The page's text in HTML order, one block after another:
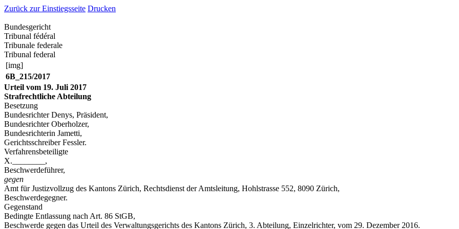
Zurück zur Einstiegsseite Drucken
Bundesgericht
Tribunal fédéral
Tribunale federale
Tribunal federal
[img]
6B_215/2017
Urteil vom 19. Juli 2017
Strafrechtliche Abteilung
Besetzung
Bundesrichter Denys, Präsident,
Bundesrichter Oberholzer,
Bundesrichterin Jametti,
Gerichtsschreiber Fessler.
Verfahrensbeteiligte
X.________,
Beschwerdeführer,
gegen
Amt für Justizvollzug des Kantons Zürich, Rechtsdienst der Amtsleitung, Hohlstrasse 552, 8090 Zürich,
Beschwerdegegner.
Gegenstand
Bedingte Entlassung nach Art. 86 StGB,
Beschwerde gegen das Urteil des Verwaltungsgerichts des Kantons Zürich, 3. Abteilung, Einzelrichter, vom 29. Dezember 2016.